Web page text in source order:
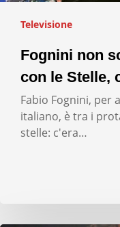
Televisione
Fognini non
con le Stelle,
Fabio Fognini, per
italiano, è tra i
stelle: c'era…